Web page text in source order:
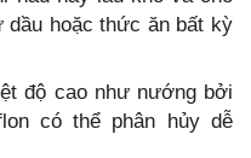
dầu hoặc thức ăn bất kỳ
độ cao như nướng bởi
có thể phân hủy dễ